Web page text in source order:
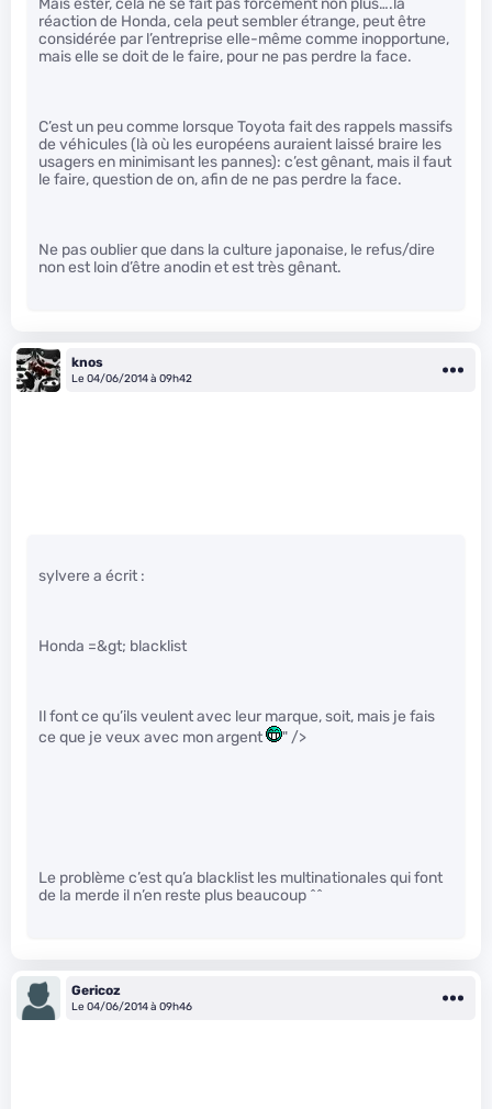
réaction de Honda, cela peut sembler étrange, peut être
considérée par l’entreprise elle-même comme inopportune,
mais elle se doit de le faire, pour ne pas perdre la face.
C’est un peu comme lorsque Toyota fait des rappels massifs
de véhicules (là où les européens auraient laissé braire les
usagers en minimisant les pannes): c’est gênant, mais il faut
le faire, question de on, afin de ne pas perdre la face.
Ne pas oublier que dans la culture japonaise, le refus/dire
non est loin d’être anodin et est très gênant.
knos
Le 04/06/2014 à 09h42
sylvere a écrit :
Honda =&gt; blacklist
Il font ce qu’ils veulent avec leur marque, soit, mais je fais
ce que je veux avec mon argent
" />
Le problème c’est qu’a blacklist les multinationales qui font
de la merde il n’en reste plus beaucoup ^^
Gericoz
Le 04/06/2014 à 09h46